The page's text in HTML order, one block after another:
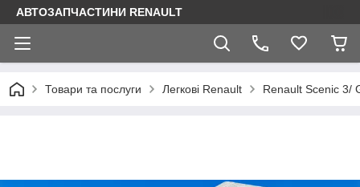
АВТОЗАПЧАСТИНИ RENAULT
Товари та послуги Легкові Renault Renault Scenic 3/